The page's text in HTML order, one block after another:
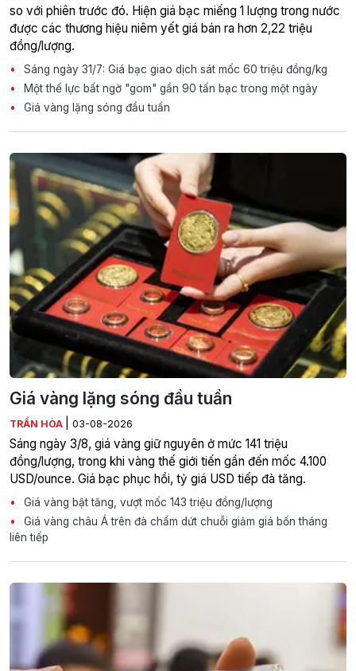
so với phiên trước đó. Hiện giá bạc miếng 1 lượng trong nước
được các thương hiệu niêm yết giá bán ra hơn 2,22 triệu
đồng/lượng.
Sáng ngày 31/7: Giá bạc giao dịch sát mốc 60 triệu đồng/kg
Một thế lực bất ngờ "gom" gần 90 tấn bạc trong một ngày
Giá vàng lặng sóng đầu tuần
Giá vàng lặng sóng đầu tuần
TRẦN HÒA 03-08-2026
Sáng ngày 3/8, giá vàng giữ nguyên ở mức 141 triệu
đồng/lượng, trong khi vàng thế giới tiến gần đến mốc 4.100
USD/ounce. Giá bạc phục hồi, tỷ giá USD tiếp đà tăng.
Giá vàng bật tăng, vượt mốc 143 triệu đồng/lượng
Giá vàng châu Á trên đà chấm dứt chuỗi giảm giá bốn tháng
liên tiếp